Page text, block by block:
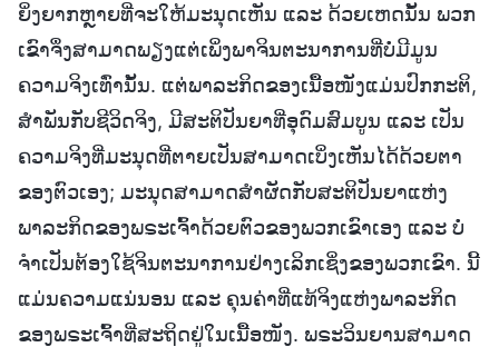
ຍິ່ງຍາກຫຼາຍທີ່ຈະໃຫ້ມະນຸດເຫັນ ແລະ ດ້ວຍເຫດນັ້ນ ພວກ
ເຂົາຈຶ່ງສາມາດພຽງແຕ່ເພິ່ງພາຈິນຕະນາການທີ່ບໍ່ມີມູນ
ຄວາມຈິງເທົ່ານັ້ນ. ແຕ່ພາລະກິດຂອງເນື້ອໜັງແມ່ນປົກກະຕິ,
ສຳພັນກັບຊີວິດຈິງ, ມີສະຕິປັນຍາທີ່ອຸດົມສົມບູນ ແລະ ເປັນ
ຄວາມຈິງທີ່ມະນຸດທີ່ຕາຍເປັນສາມາດເບິ່ງເຫັນໄດ້ດ້ວຍຕາ
ຂອງຕົວເອງ; ມະນຸດສາມາດສຳຜັດກັບສະຕິປັນຍາແຫ່ງ
ພາລະກິດຂອງພຣະເຈົ້າດ້ວຍຕົວຂອງພວກເຂົາເອງ ແລະ ບໍ່
ຈຳເປັນຕ້ອງໃຊ້ຈິນຕະນາການຢ່າງເລິກເຊິ່ງຂອງພວກເຂົາ. ນີ້
ແມ່ນຄວາມແນ່ນອນ ແລະ ຄຸນຄ່າທີ່ແທ້ຈິງແຫ່ງພາລະກິດ
ຂອງພຣະເຈົ້າທີ່ສະຖິດຢູ່ໃນເນື້ອໜັງ. ພຣະວິນຍານສາມາດ